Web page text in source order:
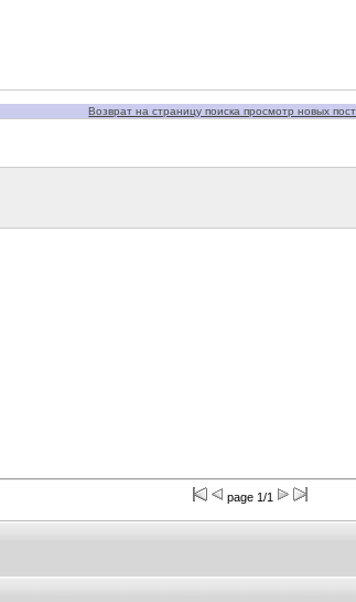
Возврат на страницу поиска просмотр новых
page 1/1